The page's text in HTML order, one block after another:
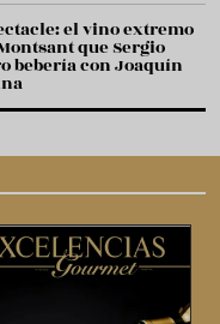
el vino extremo
que Sergio
bebería con Joaquín